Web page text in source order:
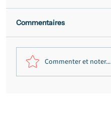
Commentaires
Commenter et noter...